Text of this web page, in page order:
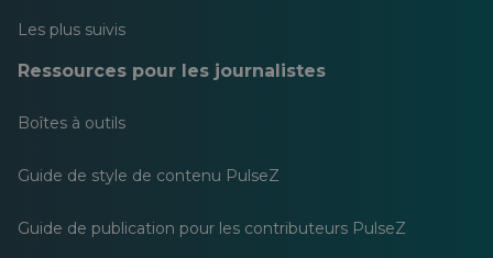
Les plus suivis
Ressources pour les journalistes
Boîtes à outils
Guide de style de contenu PulseZ
Guide de publication pour les contributeurs PulseZ